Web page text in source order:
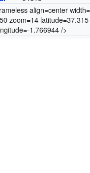
align=center
zoom=14 latitude=37.315
1.766944 />